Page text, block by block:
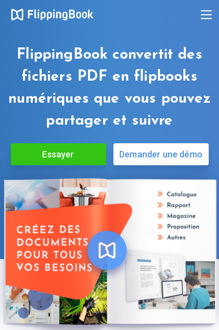
FlippingBook convertit des
fichiers PDF en flipbooks
numériques que vous pouvez
partager et suivre
Essayer Demander une démo